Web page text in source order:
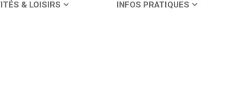
& LOISIRS INFOS PRATIQUES